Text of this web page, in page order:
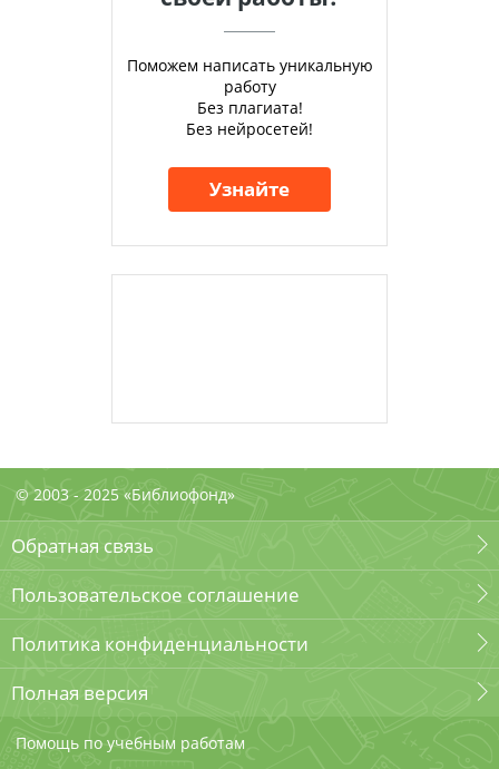
Поможем написать уникальную
работу
Без плагиата!
Без нейросетей!
Узнайте
© 2003 - 2025 «Библиофонд»
Обратная связь
Пользовательское соглашение
Политика конфиденциальности
Полная версия
Помощь по учебным работам